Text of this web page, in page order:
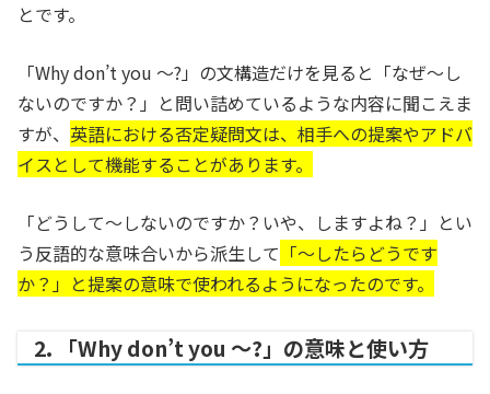
とです。
「Why don’t you ～?」の文構造だけを見ると「なぜ〜し
ないのですか？」と問い詰めているような内容に聞こえま
すが、 英語における否定疑問文は、相手への提案やアドバ
イスとして機能することがあります。
「どうして〜しないのですか？いや、しますよね？」とい
う反語的な意味合いから派生して 「〜したらどうです
か？」と提案の意味で使われるようになったのです。
2. 「Why don’t you ～?」の意味と使い方